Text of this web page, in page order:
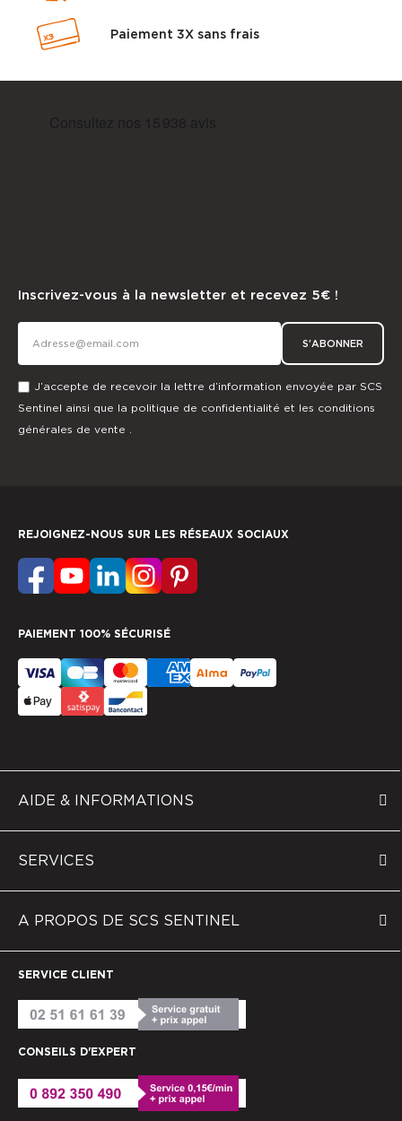
Paiement 3X sans frais
Inscrivez-vous à la newsletter et recevez 5€ !
S'ABONNER
J’accepte de recevoir la lettre d’information envoyée par SCS
Sentinel ainsi que la politique de confidentialité et les conditions
générales de vente .
AIDE & INFORMATIONS
SERVICES
A PROPOS DE SCS SENTINEL
SERVICE CLIENT
CONSEILS D'EXPERT
REJOIGNEZ-NOUS SUR LES RÉSEAUX SOCIAUX
PAIEMENT 100% SÉCURISÉ